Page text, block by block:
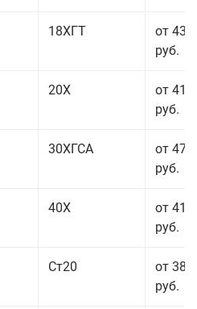
18ХГТ
от 43
руб.
20Х
от 41
руб.
30ХГСА
от 47
руб.
40Х
от 41
руб.
Ст20
от 38
руб.